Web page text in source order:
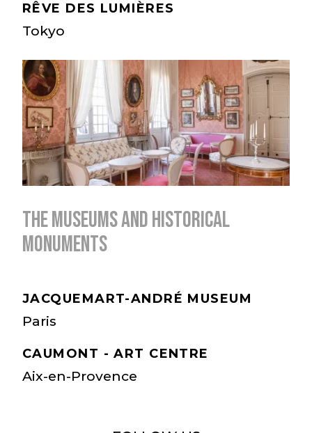
RÊVE DES LUMIÈRES
Tokyo
THE MUSEUMS AND HISTORICAL
MONUMENTS
JACQUEMART-ANDRÉ MUSEUM
Paris
CAUMONT - ART CENTRE
Aix-en-Provence